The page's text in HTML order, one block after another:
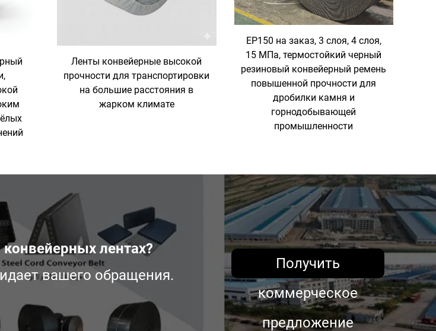
Ленты конвейерные высокой
прочности для транспортировки
на большие расстояния в
жарком климате
EP150 на заказ, 3 слоя, 4 слоя,
15 МПа, термостойкий черный
резиновый конвейерный ремень
повышенной прочности для
дробилки камня и
горнодобывающей
промышленности
лентах?
вашего обращения.
Получить
коммерческое
предложение